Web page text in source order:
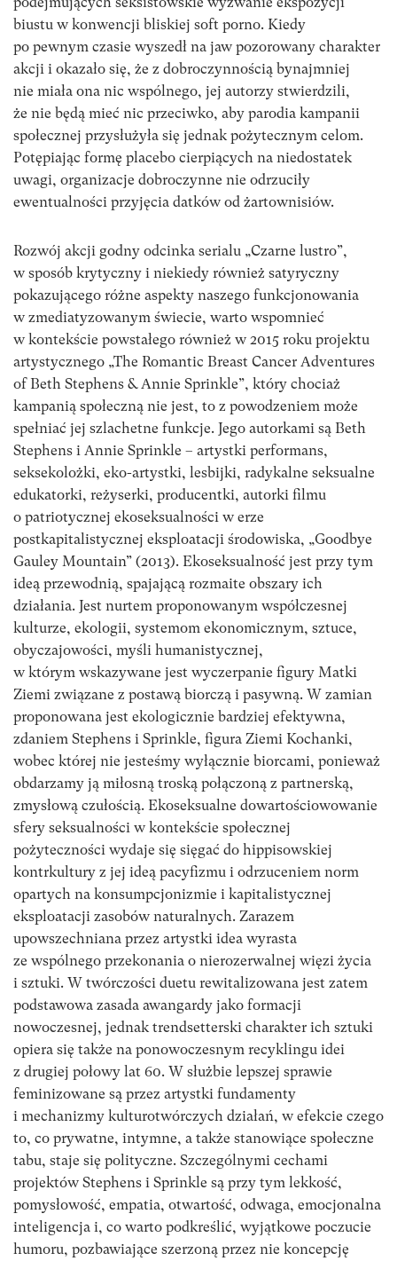
biustu w konwencji bliskiej soft porno. Kiedy
po pewnym czasie wyszedł na jaw pozorowany charakter
akcji i okazało się, że z dobroczynnością bynajmniej
nie miała ona nic wspólnego, jej autorzy stwierdzili,
że nie będą mieć nic przeciwko, aby parodia kampanii
społecznej przysłużyła się jednak pożytecznym celom.
Potępiając formę placebo cierpiących na niedostatek
uwagi, organizacje dobroczynne nie odrzuciły
ewentualności przyjęcia datków od żartownisiów.
Rozwój akcji godny odcinka serialu „Czarne lustro”,
w sposób krytyczny i niekiedy również satyryczny
pokazującego różne aspekty naszego funkcjonowania
w zmediatyzowanym świecie, warto wspomnieć
w kontekście powstałego również w 2015 roku projektu
artystycznego „The Romantic Breast Cancer Adventures
of Beth Stephens & Annie Sprinkle”, który chociaż
kampanią społeczną nie jest, to z powodzeniem może
spełniać jej szlachetne funkcje. Jego autorkami są Beth
Stephens i Annie Sprinkle – artystki performans,
seksekolożki, eko-artystki, lesbijki, radykalne seksualne
edukatorki, reżyserki, producentki, autorki filmu
o patriotycznej ekoseksualności w erze
postkapitalistycznej eksploatacji środowiska, „Goodbye
Gauley Mountain” (2013). Ekoseksualność jest przy tym
ideą przewodnią, spajającą rozmaite obszary ich
działania. Jest nurtem proponowanym współczesnej
kulturze, ekologii, systemom ekonomicznym, sztuce,
obyczajowości, myśli humanistycznej,
w którym wskazywane jest wyczerpanie figury Matki
Ziemi związane z postawą biorczą i pasywną. W zamian
proponowana jest ekologicznie bardziej efektywna,
zdaniem Stephens i Sprinkle, figura Ziemi Kochanki,
wobec której nie jesteśmy wyłącznie biorcami, ponieważ
obdarzamy ją miłosną troską połączoną z partnerską,
zmysłową czułością. Ekoseksualne dowartościowowanie
sfery seksualności w kontekście społecznej
pożyteczności wydaje się sięgać do hippisowskiej
kontrkultury z jej ideą pacyfizmu i odrzuceniem norm
opartych na konsumpcjonizmie i kapitalistycznej
eksploatacji zasobów naturalnych. Zarazem
upowszechniana przez artystki idea wyrasta
ze wspólnego przekonania o nierozerwalnej więzi życia
i sztuki. W twórczości duetu rewitalizowana jest zatem
podstawowa zasada awangardy jako formacji
nowoczesnej, jednak trendsetterski charakter ich sztuki
opiera się także na ponowoczesnym recyklingu idei
z drugiej połowy lat 60. W służbie lepszej sprawie
feminizowane są przez artystki fundamenty
i mechanizmy kulturotwórczych działań, w efekcie czego
to, co prywatne, intymne, a także stanowiące społeczne
tabu, staje się polityczne. Szczególnymi cechami
projektów Stephens i Sprinkle są przy tym lekkość,
pomysłowość, empatia, otwartość, odwaga, emocjonalna
inteligencja i, co warto podkreślić, wyjątkowe poczucie
humoru, pozbawiające szerzoną przez nie koncepcję